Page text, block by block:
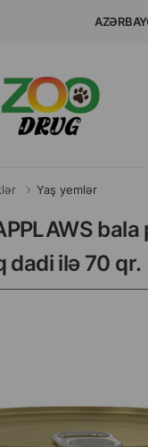
Yaş yemlər
bala
dadi ilə 70 qr.